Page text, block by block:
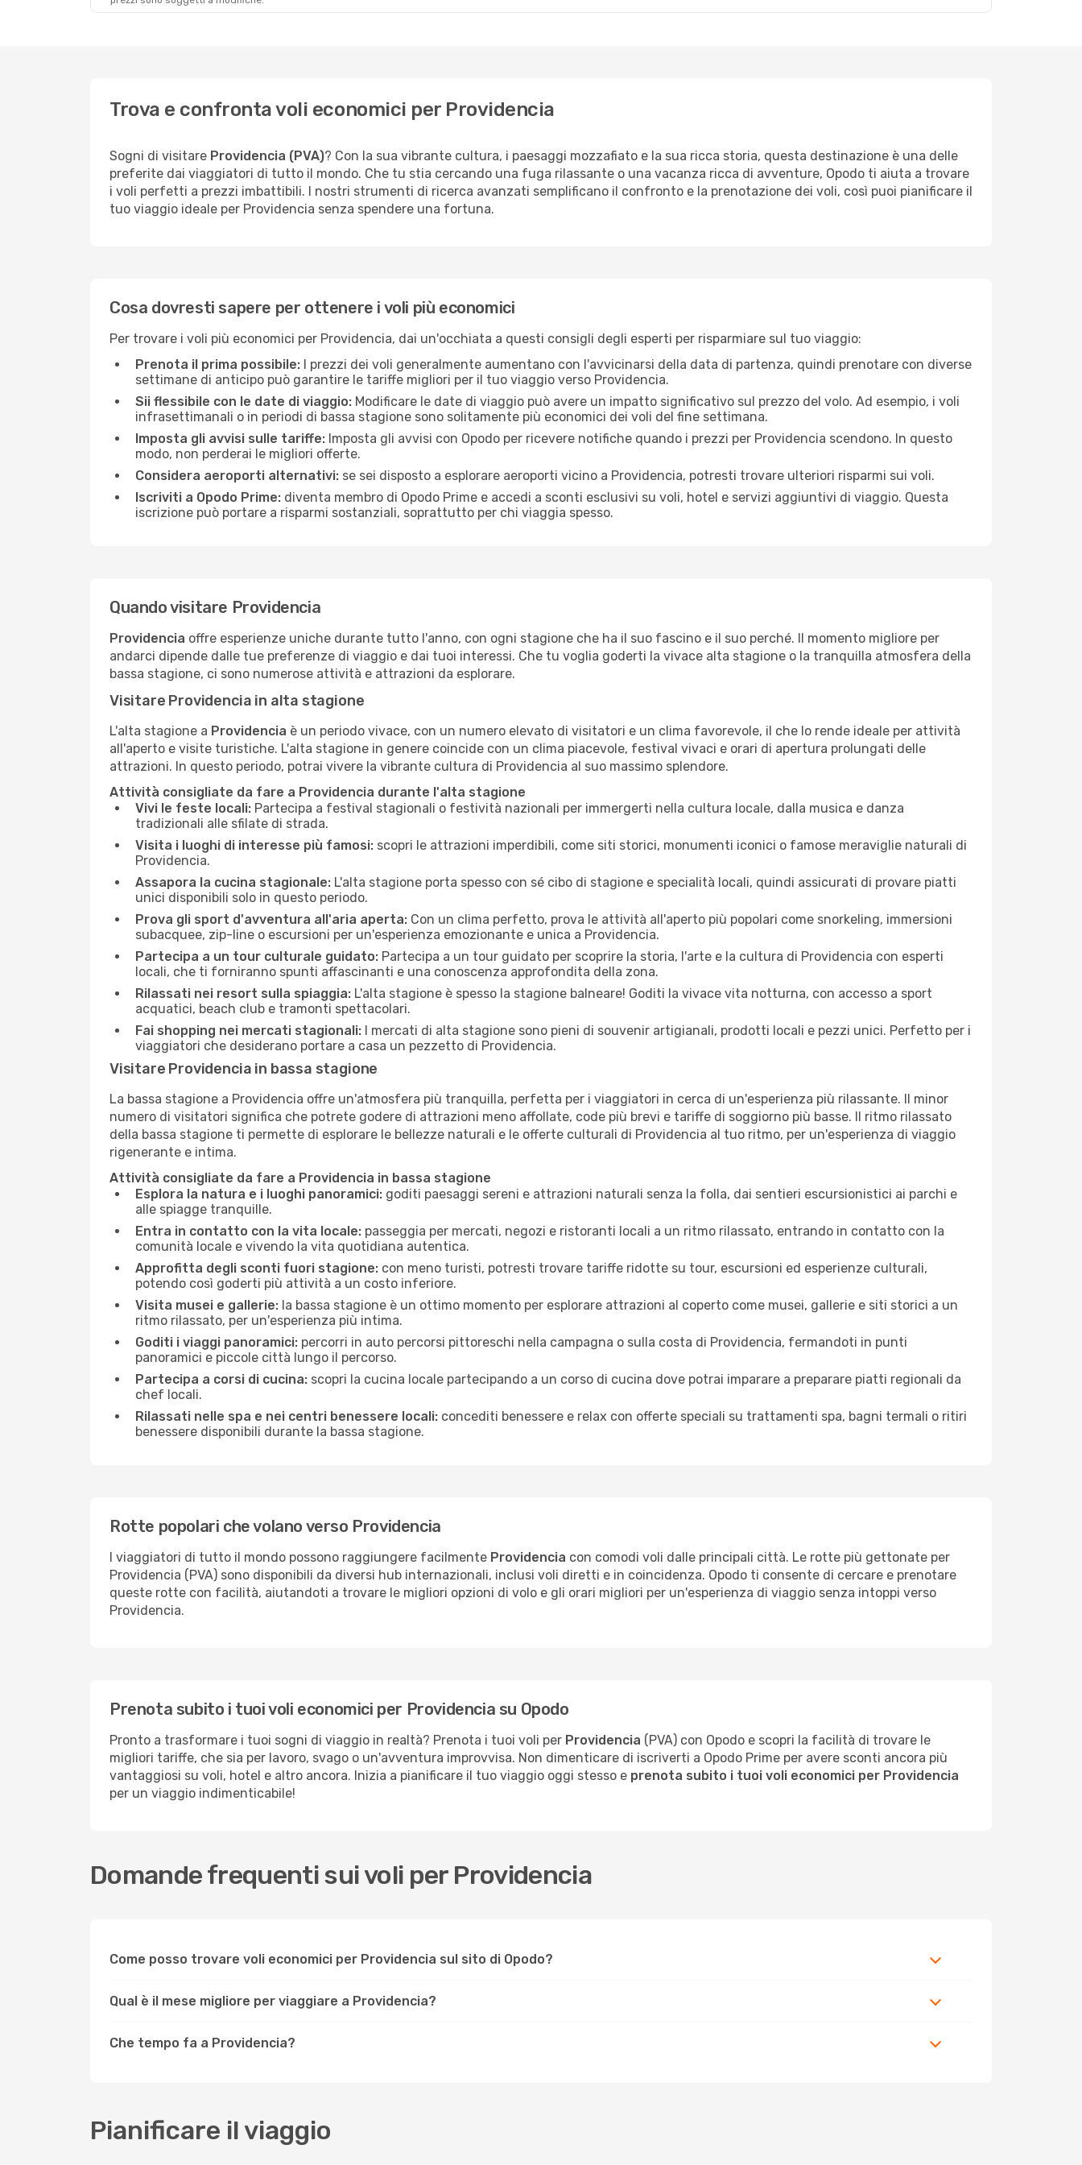
Trova e confronta voli economici per Providencia
Sogni di visitare Providencia (PVA)? Con la sua vibrante cultura, i paesaggi mozzafiato e la sua ricca storia, questa destinazione è una delle
preferite dai viaggiatori di tutto il mondo. Che tu stia cercando una fuga rilassante o una vacanza ricca di avventure, Opodo ti aiuta a trovare
i voli perfetti a prezzi imbattibili. I nostri strumenti di ricerca avanzati semplificano il confronto e la prenotazione dei voli, così puoi pianificare il
tuo viaggio ideale per Providencia senza spendere una fortuna.
Cosa dovresti sapere per ottenere i voli più economici
Per trovare i voli più economici per Providencia, dai un'occhiata a questi consigli degli esperti per risparmiare sul tuo viaggio:
Prenota il prima possibile: I prezzi dei voli generalmente aumentano con l'avvicinarsi della data di partenza, quindi prenotare con diverse
settimane di anticipo può garantire le tariffe migliori per il tuo viaggio verso Providencia.
Sii flessibile con le date di viaggio: Modificare le date di viaggio può avere un impatto significativo sul prezzo del volo. Ad esempio, i voli
infrasettimanali o in periodi di bassa stagione sono solitamente più economici dei voli del fine settimana.
Imposta gli avvisi sulle tariffe: Imposta gli avvisi con Opodo per ricevere notifiche quando i prezzi per Providencia scendono. In questo
modo, non perderai le migliori offerte.
Considera aeroporti alternativi: se sei disposto a esplorare aeroporti vicino a Providencia, potresti trovare ulteriori risparmi sui voli.
Iscriviti a Opodo Prime: diventa membro di Opodo Prime e accedi a sconti esclusivi su voli, hotel e servizi aggiuntivi di viaggio. Questa
iscrizione può portare a risparmi sostanziali, soprattutto per chi viaggia spesso.
Quando visitare Providencia
Providencia offre esperienze uniche durante tutto l'anno, con ogni stagione che ha il suo fascino e il suo perché. Il momento migliore per
andarci dipende dalle tue preferenze di viaggio e dai tuoi interessi. Che tu voglia goderti la vivace alta stagione o la tranquilla atmosfera della
bassa stagione, ci sono numerose attività e attrazioni da esplorare.
Visitare Providencia in alta stagione
L'alta stagione a Providencia è un periodo vivace, con un numero elevato di visitatori e un clima favorevole, il che lo rende ideale per attività
all'aperto e visite turistiche. L'alta stagione in genere coincide con un clima piacevole, festival vivaci e orari di apertura prolungati delle
attrazioni. In questo periodo, potrai vivere la vibrante cultura di Providencia al suo massimo splendore.
Attività consigliate da fare a Providencia durante l'alta stagione
Vivi le feste locali: Partecipa a festival stagionali o festività nazionali per immergerti nella cultura locale, dalla musica e danza
tradizionali alle sfilate di strada.
Visita i luoghi di interesse più famosi: scopri le attrazioni imperdibili, come siti storici, monumenti iconici o famose meraviglie naturali di
Providencia.
Assapora la cucina stagionale: L'alta stagione porta spesso con sé cibo di stagione e specialità locali, quindi assicurati di provare piatti
unici disponibili solo in questo periodo.
Prova gli sport d'avventura all'aria aperta: Con un clima perfetto, prova le attività all'aperto più popolari come snorkeling, immersioni
subacquee, zip-line o escursioni per un'esperienza emozionante e unica a Providencia.
Partecipa a un tour culturale guidato: Partecipa a un tour guidato per scoprire la storia, l'arte e la cultura di Providencia con esperti
locali, che ti forniranno spunti affascinanti e una conoscenza approfondita della zona.
Rilassati nei resort sulla spiaggia: L'alta stagione è spesso la stagione balneare! Goditi la vivace vita notturna, con accesso a sport
acquatici, beach club e tramonti spettacolari.
Fai shopping nei mercati stagionali: I mercati di alta stagione sono pieni di souvenir artigianali, prodotti locali e pezzi unici. Perfetto per i
viaggiatori che desiderano portare a casa un pezzetto di Providencia.
Visitare Providencia in bassa stagione
La bassa stagione a Providencia offre un'atmosfera più tranquilla, perfetta per i viaggiatori in cerca di un'esperienza più rilassante. Il minor
numero di visitatori significa che potrete godere di attrazioni meno affollate, code più brevi e tariffe di soggiorno più basse. Il ritmo rilassato
della bassa stagione ti permette di esplorare le bellezze naturali e le offerte culturali di Providencia al tuo ritmo, per un'esperienza di viaggio
rigenerante e intima.
Attività consigliate da fare a Providencia in bassa stagione
Esplora la natura e i luoghi panoramici: goditi paesaggi sereni e attrazioni naturali senza la folla, dai sentieri escursionistici ai parchi e
alle spiagge tranquille.
Entra in contatto con la vita locale: passeggia per mercati, negozi e ristoranti locali a un ritmo rilassato, entrando in contatto con la
comunità locale e vivendo la vita quotidiana autentica.
Approfitta degli sconti fuori stagione: con meno turisti, potresti trovare tariffe ridotte su tour, escursioni ed esperienze culturali,
potendo così goderti più attività a un costo inferiore.
Visita musei e gallerie: la bassa stagione è un ottimo momento per esplorare attrazioni al coperto come musei, gallerie e siti storici a un
ritmo rilassato, per un'esperienza più intima.
Goditi i viaggi panoramici: percorri in auto percorsi pittoreschi nella campagna o sulla costa di Providencia, fermandoti in ​​punti
panoramici e piccole città lungo il percorso.
Partecipa a corsi di cucina: scopri la cucina locale partecipando a un corso di cucina dove potrai imparare a preparare piatti regionali da
chef locali.
Rilassati nelle spa e nei centri benessere locali: concediti benessere e relax con offerte speciali su trattamenti spa, bagni termali o ritiri
benessere disponibili durante la bassa stagione.
Rotte popolari che volano verso Providencia
I viaggiatori di tutto il mondo possono raggiungere facilmente Providencia con comodi voli dalle principali città. Le rotte più gettonate per
Providencia (PVA) sono disponibili da diversi hub internazionali, inclusi voli diretti e in coincidenza. Opodo ti consente di cercare e prenotare
queste rotte con facilità, aiutandoti a trovare le migliori opzioni di volo e gli orari migliori per un'esperienza di viaggio senza intoppi verso
Providencia.
Prenota subito i tuoi voli economici per Providencia su Opodo
Pronto a trasformare i tuoi sogni di viaggio in realtà? Prenota i tuoi voli per Providencia (PVA) con Opodo e scopri la facilità di trovare le
migliori tariffe, che sia per lavoro, svago o un'avventura improvvisa. Non dimenticare di iscriverti a Opodo Prime per avere sconti ancora più
vantaggiosi su voli, hotel e altro ancora. Inizia a pianificare il tuo viaggio oggi stesso e prenota subito i tuoi voli economici per Providencia
per un viaggio indimenticabile!
Domande frequenti sui voli per Providencia
Come posso trovare voli economici per Providencia sul sito di Opodo?
Qual è il mese migliore per viaggiare a Providencia?
Che tempo fa a Providencia?
Pianificare il viaggio